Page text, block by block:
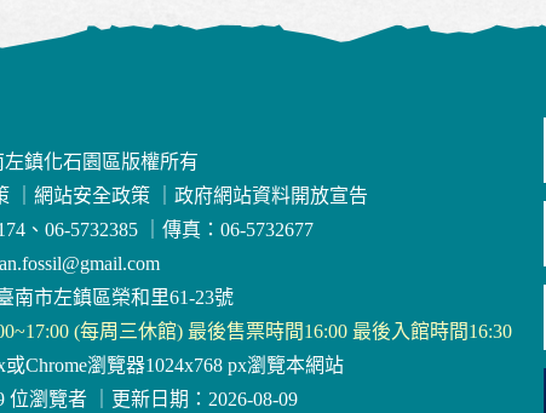
鎮化石園區版權所有
網站安全政策
政府網站資料開放宣告
、06-5732385
傳真：06-5732677
南市左鎮區榮和里61-23號
(每周三休館) 最後售票時間16:00 最後入館時間16:30
Chrome瀏覽器1024x768 px瀏覽本網站
位瀏覽者
更新日期：2026-08-09